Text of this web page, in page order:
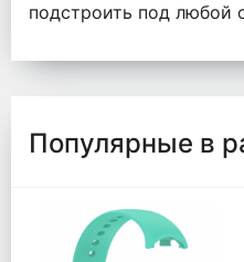
подстроить под любой
Популярные в